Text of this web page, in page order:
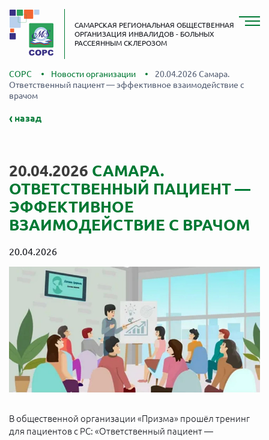
САМАРСКАЯ РЕГИОНАЛЬНАЯ ОБЩЕСТВЕННАЯ
ОРГАНИЗАЦИЯ ИНВАЛИДОВ - БОЛЬНЫХ
РАССЕЯННЫМ СКЛЕРОЗОМ
СОРС Новости организации
20.04.2026 Самара.
Ответственный пациент — эффективное взаимодействие с
врачом
назад
20.04.2026 САМАРА.
ОТВЕТСТВЕННЫЙ ПАЦИЕНТ —
ЭФФЕКТИВНОЕ
ВЗАИМОДЕЙСТВИЕ С ВРАЧОМ
20.04.2026
В общественной организации «Призма» прошёл тренинг
для пациентов с РС: «Ответственный пациент —